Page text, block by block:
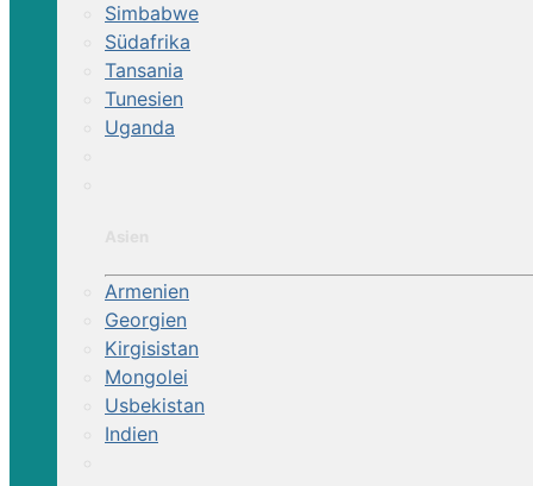
Simbabwe
Südafrika
Tansania
Tunesien
Uganda
Armenien
Georgien
Kirgisistan
Mongolei
Usbekistan
Indien